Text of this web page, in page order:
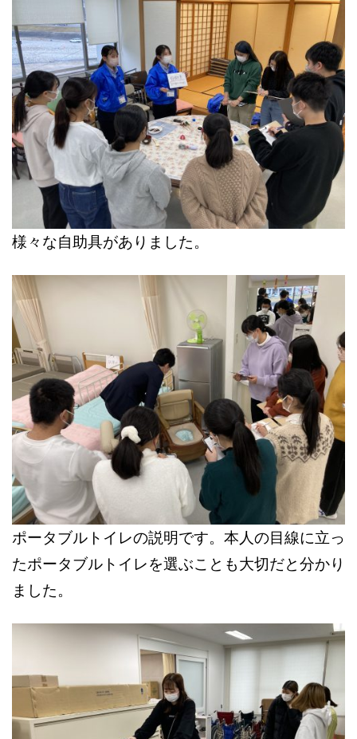
様々な自助具がありました。
ポータブルトイレの説明です。本人の目線に立っ
たポータブルトイレを選ぶことも大切だと分かり
ました。